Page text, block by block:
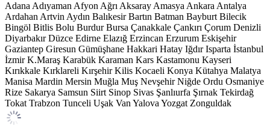
Adana Adıyaman Afyon Ağrı Aksaray Amasya Ankara Antalya
Ardahan Artvin Aydın Balıkesir Bartın Batman Bayburt Bilecik
Bingöl Bitlis Bolu Burdur Bursa Çanakkale Çankırı Çorum Denizli
Diyarbakır Düzce Edirne Elazığ Erzincan Erzurum Eskişehir
Gaziantep Giresun Gümüşhane Hakkari Hatay Iğdır Isparta İstanbul
İzmir K.Maraş Karabük Karaman Kars Kastamonu Kayseri
Kırıkkale Kırklareli Kırşehir Kilis Kocaeli Konya Kütahya Malatya
Manisa Mardin Mersin Muğla Muş Nevşehir Niğde Ordu Osmaniye
Rize Sakarya Samsun Siirt Sinop Sivas Şanlıurfa Şırnak Tekirdağ
Tokat Trabzon Tunceli Uşak Van Yalova Yozgat Zonguldak